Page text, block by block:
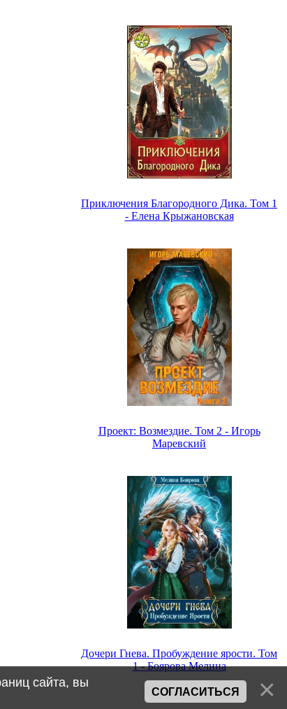
Приключения Благородного Дика. Том 1
- Елена Крыжановская
Проект: Возмездие. Том 2 - Игорь
Маревский
Дочери Гнева. Пробуждение ярости. Том
1 - Боярова Мелина
сайта, вы
СОГЛАСИТЬСЯ